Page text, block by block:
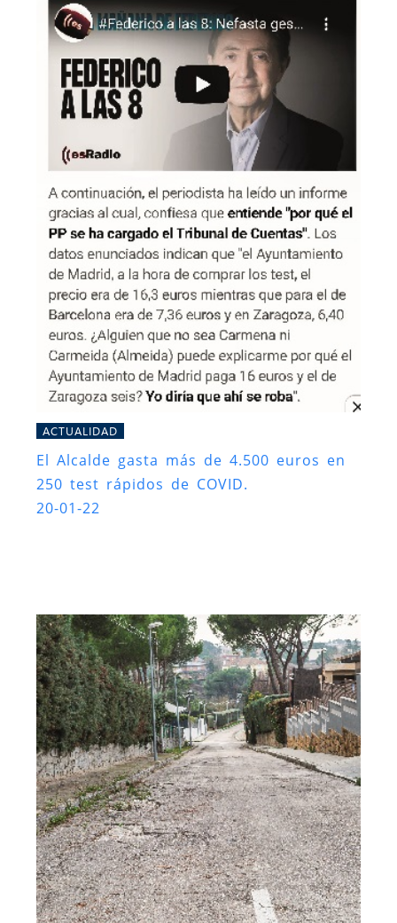
ACTUALIDAD
El Alcalde gasta más de 4.500 euros en
250 test rápidos de COVID.
20-01-22